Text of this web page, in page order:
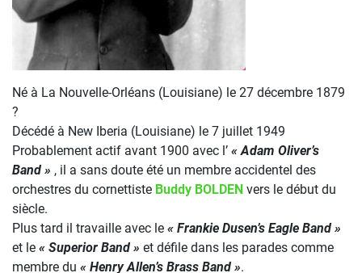
Né à La Nouvelle-Orléans (Louisiane) le 27 décembre 1879
?
Décédé à New Iberia (Louisiane) le 7 juillet 1949
Probablement actif avant 1900 avec l’ « Adam Oliver’s
Band » , il a sans doute été un membre accidentel des
orchestres du cornettiste Buddy BOLDEN vers le début du
siècle.
Plus tard il travaille avec le « Frankie Dusen’s Eagle Band »
et le « Superior Band » et défile dans les parades comme
membre du « Henry Allen’s Brass Band ».